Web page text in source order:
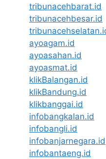
tribunacehbarat.id
tribunacehbesar.id
ayoagam.id
ayoasahan.id
ayoasmat.id
klikBalangan.id
klikBandung.id
klikbanggai.id
infobangkalan.id
infobangli.id
infobanjarnegara.id
infobantaeng.id